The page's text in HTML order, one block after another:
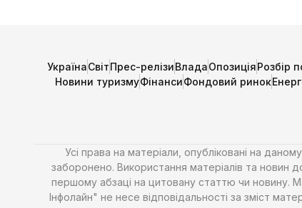
УкраїнаСвітПрес-релізиВладаОпозиціяРозбір
Новини туризмуФінансиФондовий ринок
Усі права на матеріали, опубліковані на
заборонено. Використання матеріалів та новин
першому абзаці на цитовану статтю чи новину.
Інфолайн" не несе відповідальності за зміст